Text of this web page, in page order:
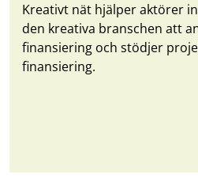
Kreativt nät hjälper aktörer
den kreativa branschen att
finansiering och stödjer
finansiering.